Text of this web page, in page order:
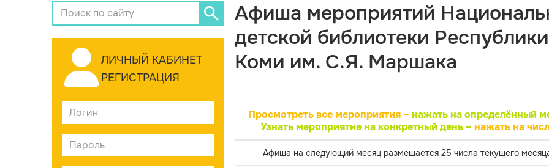
ЛИЧНЫЙ КАБИНЕТ
РЕГИСТРАЦИЯ
Афиша мероприятий
детской библиотеки Республики
Коми им. С.Я. Маршака
Просмотреть все мероприятия – нажать на определённый
Узнать мероприятие на конкретный день –нажать на
Афиша на следующий месяц размещается 25 числа текущего